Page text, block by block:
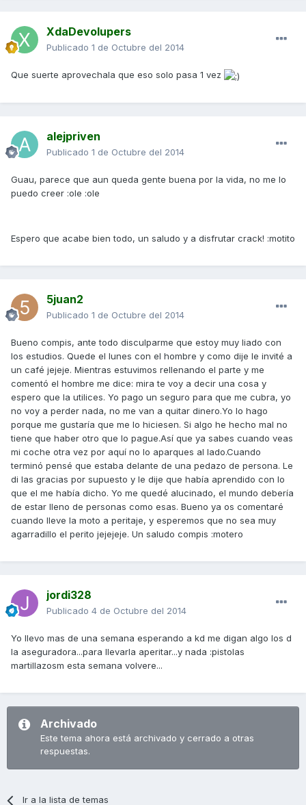
XdaDevolupers
Publicado 1 de Octubre del 2014
Que suerte aprovechala que eso solo pasa 1 vez
alejpriven
Publicado 1 de Octubre del 2014
Guau, parece que aun queda gente buena por la vida, no me lo
puedo creer :ole :ole
Espero que acabe bien todo, un saludo y a disfrutar crack! :motito
5juan2
Publicado 1 de Octubre del 2014
Bueno compis, ante todo disculparme que estoy muy liado con
los estudios. Quede el lunes con el hombre y como dije le invité a
un café jejeje. Mientras estuvimos rellenando el parte y me
comentó el hombre me dice: mira te voy a decir una cosa y
espero que la utilices. Yo pago un seguro para que me cubra, yo
no voy a perder nada, no me van a quitar dinero.Yo lo hago
porque me gustaría que me lo hiciesen. Si algo he hecho mal no
tiene que haber otro que lo pague.Así que ya sabes cuando veas
mi coche otra vez por aquí no lo aparques al lado.Cuando
terminó pensé que estaba delante de una pedazo de persona. Le
di las gracias por supuesto y le dije que había aprendido con lo
que el me había dicho. Yo me quedé alucinado, el mundo debería
de estar lleno de personas como esas. Bueno ya os comentaré
cuando lleve la moto a peritaje, y esperemos que no sea muy
agarradillo el perito jejejeje. Un saludo compis :motero
jordi328
Publicado 4 de Octubre del 2014
Yo llevo mas de una semana esperando a kd me digan algo los d
la aseguradora...para llevarla aperitar...y nada :pistolas
martillazosm esta semana volvere...
Archivado
Este tema ahora está archivado y cerrado a otras
respuestas.
Ir a la lista de temas